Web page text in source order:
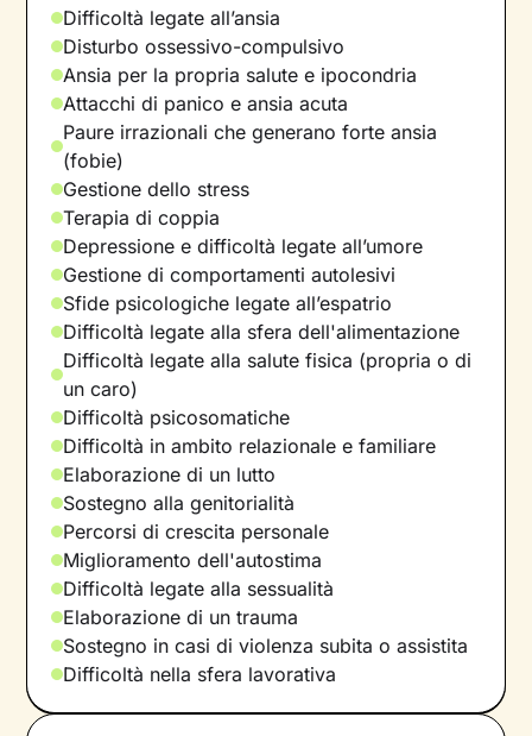
Difficoltà legate all’ansia
Disturbo ossessivo-compulsivo
Ansia per la propria salute e ipocondria
Attacchi di panico e ansia acuta
Paure irrazionali che generano forte ansia
(fobie)
Gestione dello stress
Terapia di coppia
Depressione e difficoltà legate all’umore
Gestione di comportamenti autolesivi
Sfide psicologiche legate all’espatrio
Difficoltà legate alla sfera dell'alimentazione
Difficoltà legate alla salute fisica (propria o di
un caro)
Difficoltà psicosomatiche
Difficoltà in ambito relazionale e familiare
Elaborazione di un lutto
Sostegno alla genitorialità
Percorsi di crescita personale
Miglioramento dell'autostima
Difficoltà legate alla sessualità
Elaborazione di un trauma
Sostegno in casi di violenza subita o assistita
Difficoltà nella sfera lavorativa